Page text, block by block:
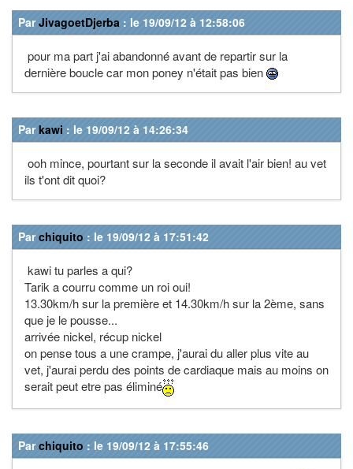
ParJivagoetDjerba : le 19/09/12 à 12:58:06
pour ma part j'ai abandonné avant de repartir sur la
dernière boucle car mon poney n'était pas bien
Parkawi : le 19/09/12 à 14:26:34
ooh mince, pourtant sur la seconde il avait l'air bien! au vet
ils t'ont dit quoi?
Parchiquito : le 19/09/12 à 17:51:42
kawi tu parles a qui?
Tarik a courru comme un roi oui!
13.30km/h sur la première et 14.30km/h sur la 2ème, sans
que je le pousse...
arrivée nickel, récup nickel
on pense tous a une crampe, j'aurai du aller plus vite au
vet, j'aurai perdu des points de cardiaque mais au moins on
serait peut etre pas éliminé
Parchiquito : le 19/09/12 à 17:55:46